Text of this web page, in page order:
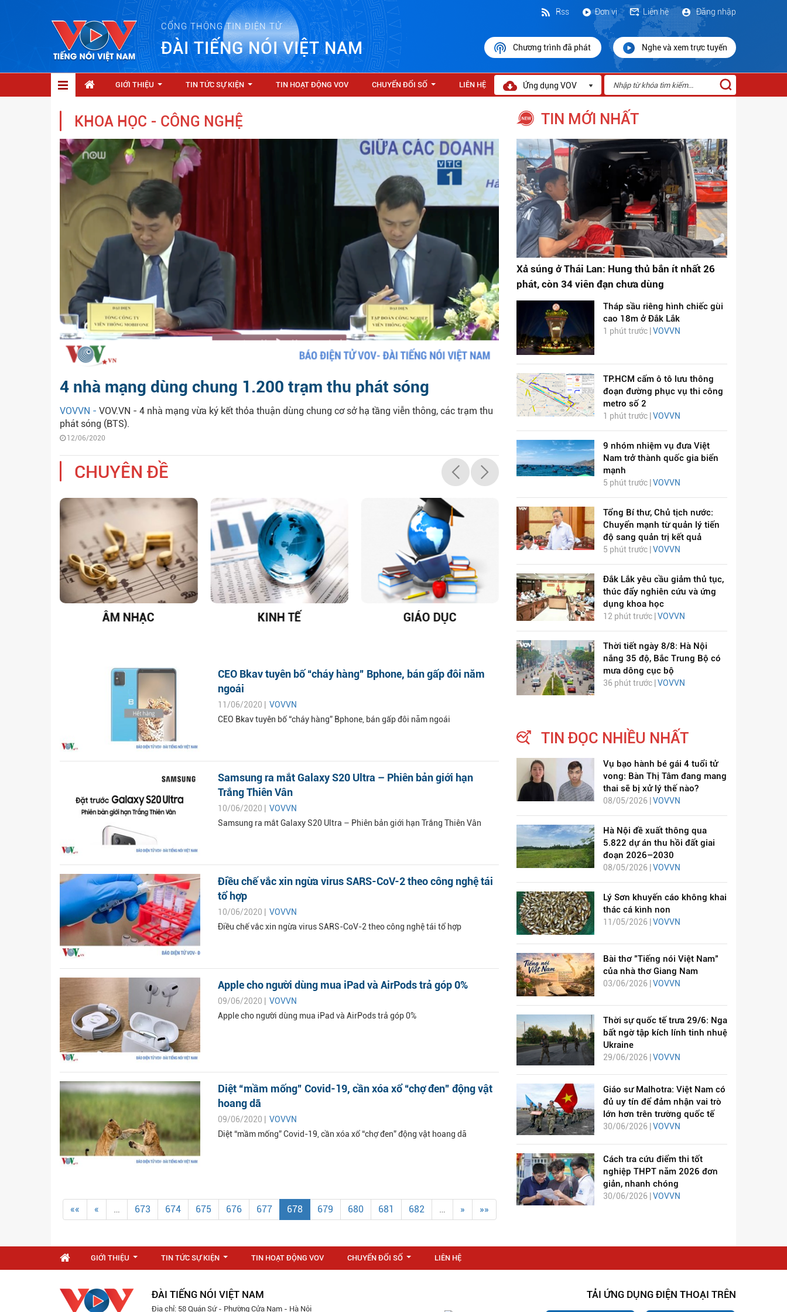
CỔNG THÔNG TIN ĐIỆN TỬ
ĐÀI TIẾNG NÓI VIỆT NAM
Đăng nhập
Liên hệ
Đơn vị
Rss
Chương trình đã phát Nghe và xem trực tuyến
GIỚI THIỆU TIN TỨC SỰ KIỆN TIN HOẠT ĐỘNG VOV CHUYỂN ĐỔI SỐ LIÊN HỆ Ứng dụng VOV
KHOA HỌC - CÔNG NGHỆ
4 nhà mạng dùng chung 1.200 trạm thu phát sóng
VOVVN - VOV.VN - 4 nhà mạng vừa ký kết thỏa thuận dùng chung cơ sở hạ tầng viễn thông, các trạm thu
phát sóng (BTS).
12/06/2020
CHUYÊN ĐỀ
ÂM NHẠC KINH TẾ GIÁO DỤC
DỊCH VIÊM PHỔI COVID-
19
HÁT LÊN VIỆT NAM
CEO Bkav tuyên bố “cháy hàng” Bphone, bán gấp đôi năm
ngoái
11/06/2020 | VOVVN
CEO Bkav tuyên bố “cháy hàng” Bphone, bán gấp đôi năm ngoái
Samsung ra mắt Galaxy S20 Ultra – Phiên bản giới hạn
Trắng Thiên Vân
10/06/2020 | VOVVN
Samsung ra mắt Galaxy S20 Ultra – Phiên bản giới hạn Trắng Thiên Vân
Điều chế vắc xin ngừa virus SARS-CoV-2 theo công nghệ tái
tổ hợp
10/06/2020 | VOVVN
Điều chế vắc xin ngừa virus SARS-CoV-2 theo công nghệ tái tổ hợp
Apple cho người dùng mua iPad và AirPods trả góp 0%
09/06/2020 | VOVVN
Apple cho người dùng mua iPad và AirPods trả góp 0%
Diệt “mầm mống” Covid-19, cần xóa xổ “chợ đen” động vật
hoang dã
09/06/2020 | VOVVN
Diệt “mầm mống” Covid-19, cần xóa xổ “chợ đen” động vật hoang dã
«« « … 673 674 675 676 677 678 679 680 681 682 … » »»
TIN MỚI NHẤT
Xả súng ở Thái Lan: Hung thủ bắn ít nhất 26
phát, còn 34 viên đạn chưa dùng
Tháp sầu riêng hình chiếc gùi
cao 18m ở Đắk Lắk
1 phút trước | VOVVN
TP.HCM cấm ô tô lưu thông
đoạn đường phục vụ thi công
metro số 2
1 phút trước | VOVVN
9 nhóm nhiệm vụ đưa Việt
Nam trở thành quốc gia biển
mạnh
5 phút trước | VOVVN
Tổng Bí thư, Chủ tịch nước:
Chuyển mạnh từ quản lý tiến
độ sang quản trị kết quả
5 phút trước | VOVVN
Đắk Lắk yêu cầu giảm thủ tục,
thúc đẩy nghiên cứu và ứng
dụng khoa học
12 phút trước | VOVVN
Thời tiết ngày 8/8: Hà Nội
nắng 35 độ, Bắc Trung Bộ có
mưa dông cục bộ
36 phút trước | VOVVN
TIN ĐỌC NHIỀU NHẤT
Vụ bạo hành bé gái 4 tuổi tử
vong: Bàn Thị Tâm đang mang
thai sẽ bị xử lý thế nào?
08/05/2026 | VOVVN
Hà Nội đề xuất thông qua
5.822 dự án thu hồi đất giai
đoạn 2026–2030
08/05/2026 | VOVVN
Lý Sơn khuyến cáo không khai
thác cá kình non
11/05/2026 | VOVVN
Bài thơ "Tiếng nói Việt Nam"
của nhà thơ Giang Nam
03/06/2026 | VOVVN
Thời sự quốc tế trưa 29/6: Nga
bất ngờ tập kích lính tinh nhuệ
Ukraine
29/06/2026 | VOVVN
Giáo sư Malhotra: Việt Nam có
đủ uy tín để đảm nhận vai trò
lớn hơn trên trường quốc tế
30/06/2026 | VOVVN
Cách tra cứu điểm thi tốt
nghiệp THPT năm 2026 đơn
giản, nhanh chóng
30/06/2026 | VOVVN
GIỚI THIỆU TIN TỨC SỰ KIỆN TIN HOẠT ĐỘNG VOV CHUYỂN ĐỔI SỐ LIÊN HỆ
ĐÀI TIẾNG NÓI VIỆT NAM
Địa chỉ: 58 Quán Sứ - Phường Cửa Nam - Hà Nội
TẢI ỨNG DỤNG ĐIỆN THOẠI TRÊN